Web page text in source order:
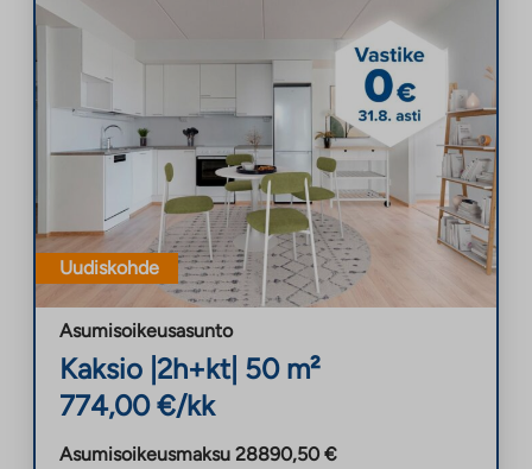
Uudiskohde
Asumisoikeusasunto
Kaksio 2h+kt| 50 m²
774,00 €/kk
Asumisoikeusmaksu 28890,50 €